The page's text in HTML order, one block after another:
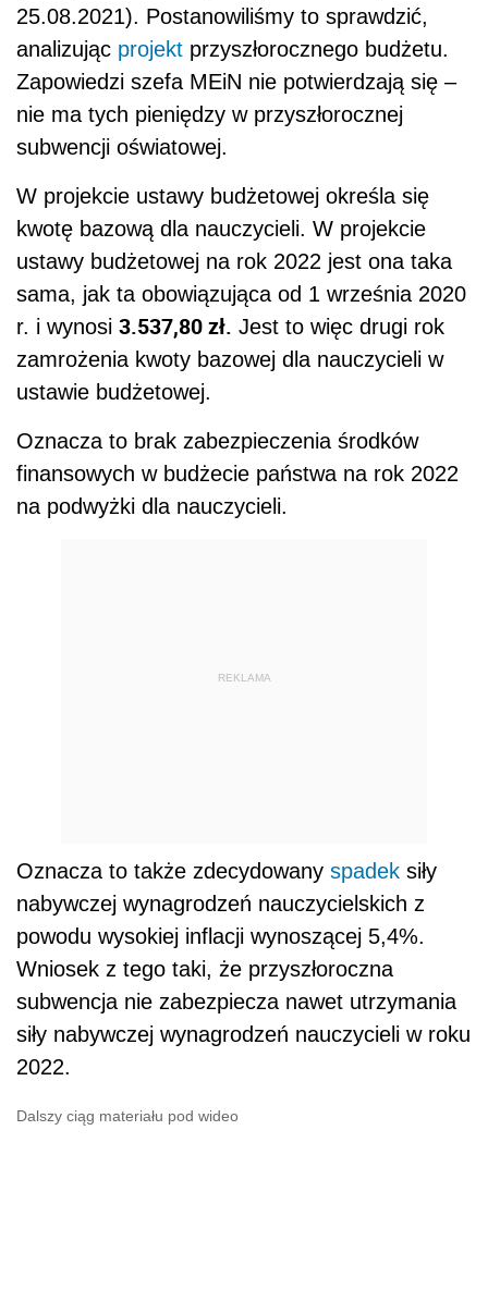
25.08.2021). Postanowiliśmy to sprawdzić,
analizując projekt przyszłorocznego budżetu.
Zapowiedzi szefa MEiN nie potwierdzają się –
nie ma tych pieniędzy w przyszłorocznej
subwencji oświatowej.
W projekcie ustawy budżetowej określa się
kwotę bazową dla nauczycieli. W projekcie
ustawy budżetowej na rok 2022 jest ona taka
sama, jak ta obowiązująca od 1 września 2020
r. i wynosi 3.537,80 zł. Jest to więc drugi rok
zamrożenia kwoty bazowej dla nauczycieli w
ustawie budżetowej.
Oznacza to brak zabezpieczenia środków
finansowych w budżecie państwa na rok 2022
na podwyżki dla nauczycieli.
REKLAMA
Oznacza to także zdecydowany spadek siły
nabywczej wynagrodzeń nauczycielskich z
powodu wysokiej inflacji wynoszącej 5,4%.
Wniosek z tego taki, że przyszłoroczna
subwencja nie zabezpiecza nawet utrzymania
siły nabywczej wynagrodzeń nauczycieli w roku
2022.
Dalszy ciąg materiału pod wideo